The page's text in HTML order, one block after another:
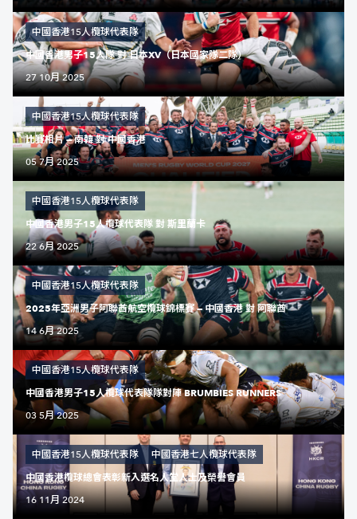
中國香港15人欖球代表隊
中國香港男子15人隊 對 日本XV（日本國家隊二隊）
27 10月 2025
中國香港15人欖球代表隊
比賽相片 — 南韓 對 中國香港
05 7月 2025
中國香港15人欖球代表隊
中國香港男子15人欖球代表隊 對 斯里蘭卡
22 6月 2025
中國香港15人欖球代表隊
2025年亞洲男子阿聯酋航空欖球錦標賽 — 中國香港 對 阿聯酋
14 6月 2025
中國香港15人欖球代表隊
中國香港男子15人欖球代表隊隊對陣 BRUMBIES RUNNERS
03 5月 2025
中國香港15人欖球代表隊
中國香港七人欖球代表隊
中國香港欖球總會表彰新入選名人堂人士及榮譽會員
16 11月 2024